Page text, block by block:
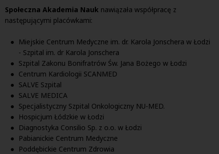
Społeczna Akademia Nauk nawiązała współpracę z
następującymi placówkami:
Miejskie Centrum Medyczne im. dr. Karola Jonschera w Łodzi
- Szpital im. dr Karola Jonschera
Szpital Zakonu Bonifratrów Św. Jana Bożego w Łodzi
Centrum Kardiologii SCANMED
SALVE Szpital
SALVE MEDICA
Specjalistyczny Szpital Onkologiczny NU-MED.
Hospicjum Łódzkie w Łodzi
Diagnostyka Consilio Sp. z o.o. w Łodzi
Pabianickie Centrum Medyczne
Poddębickie Centrum Zdrowia